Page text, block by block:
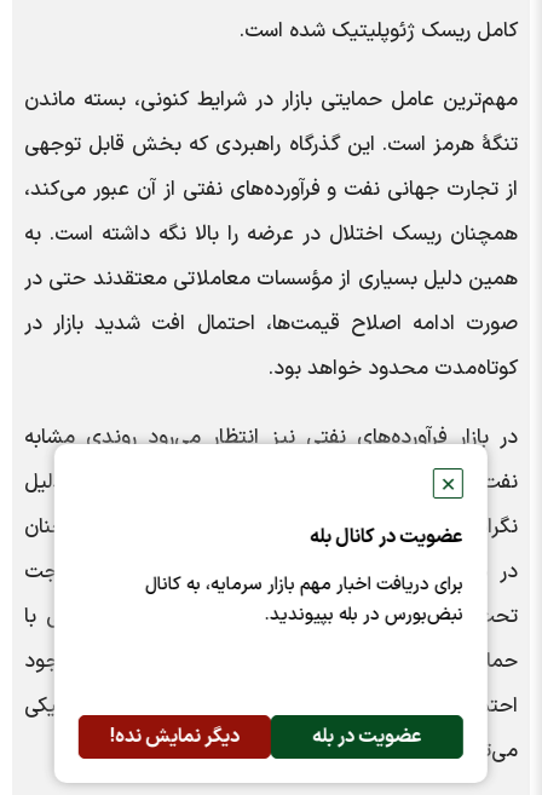
✕
عضویت در کانال بله
برای دریافت اخبار مهم بازار سرمایه، به کانال
نبض‌بورس در بله بپیوندید.
عضویت در بله دیگر نمایش نده!
کامل ریسک ژئوپلیتیک شده است.
مهم‌ترین عامل حمایتی بازار در شرایط کنونی، بسته ماندن
تنگۀ هرمز است. این گذرگاه راهبردی که بخش قابل توجهی
از تجارت جهانی نفت و فرآورده‌های نفتی از آن عبور می‌کند،
همچنان ریسک اختلال در عرضه را بالا نگه داشته است. به
همین دلیل بسیاری از مؤسسات معاملاتی معتقدند حتی در
صورت ادامه اصلاح قیمت‌ها، احتمال افت شدید بازار در
کوتاه‌مدت محدود خواهد بود.
در بازار فرآورده‌های نفتی نیز انتظار می‌رود روندی مشابه
نفت خام مشاهده شود. قیمت گازوئیل و نفت‌گاز به دلیل
نگرانی‌های عرضه در مسیرهای صادراتی خاورمیانه همچنان
در سطوح بالایی باقی بماند. همچنین بازار سوخت جت
تحت تأثیر افزایش هزینه‌های حمل‌ونقل و بیمه دریایی با
حمایت قیمتی مواجه است. در بخش بنزین نیز با وجود
احتمال اصلاح محدود، تداوم ریسک‌های ژئوپلیتیکی
می‌تواند از افت محسوس قیمت‌ها جلوگیری کند.